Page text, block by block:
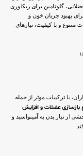
گلوتامین برای ریکاوری
بهبود جریان خون و
متنوع و با کیفیت، نیازهای
با ترکیبات موثر از جمله
بازسازی عضلات و افزایش
از نیاز بدن به آمینواسید و